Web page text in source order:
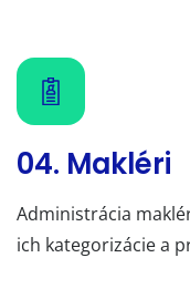
04. Makléri
Administrácia
ich kategorizácie a